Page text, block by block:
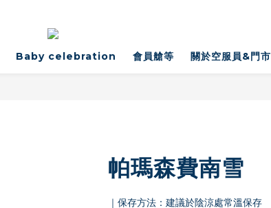
Baby celebration 會員艙等 關於空服員&門市
帕瑪森費南雪
｜保存方法：建議於陰涼處常溫保存